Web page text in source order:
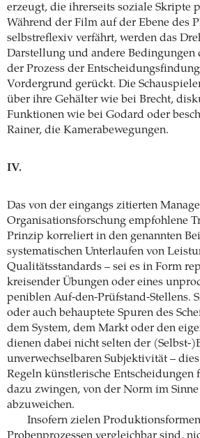
erzeugt, die ihrerseits soziale Skripte
Während der Film auf der Ebene des
selbstreflexiv verfährt, werden das
Darstellung und andere Bedingungen
der Prozess der
Vordergrund gerückt. Die
über ihre Gehälter wie bei Brecht,
Funktionen wie bei Godard oder
Rainer, die Kamerabewegungen.
IV.
Das von der eingangs zitierten
Organisationsforschung empfohlene
Prinzip korreliert in den genannten
systematischen Unterlaufen von
Qualitätsstandards – sei es in Form
kreisender Übungen oder eines
peniblen Auf-den-Prüfstand-Stellens.
oder auch behauptete Spuren des
dem System, dem Markt oder den
dienen dabei nicht selten der (Selbst-
unverwechselbaren Subjektivität –
Regeln künstlerische Entscheidungen
dazu zwingen, von der Norm im
abzuweichen.
Insofern zielen